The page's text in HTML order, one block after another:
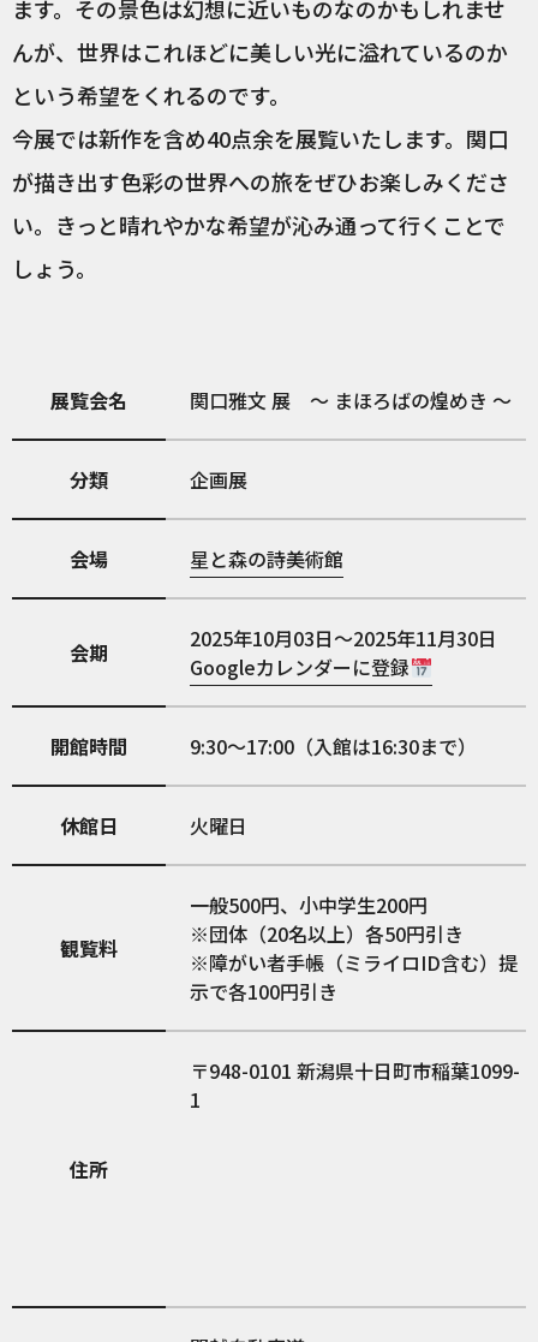
ます。その景色は幻想に近いものなのかもしれませ
んが、世界はこれほどに美しい光に溢れているのか
という希望をくれるのです。
今展では新作を含め40点余を展覧いたします。関口
が描き出す色彩の世界への旅をぜひお楽しみくださ
い。きっと晴れやかな希望が沁み通って行くことで
しょう。
展覧会名 関口雅文 展 ～ まほろばの煌めき ～
分類 企画展
会場 星と森の詩美術館
会期
2025年10月03日～2025年11月30日
Googleカレンダーに登録
開館時間 9:30～17:00（入館は16:30まで）
休館日 火曜日
観覧料
一般500円、小中学生200円
※団体（20名以上）各50円引き
※障がい者手帳（ミライロID含む）提
示で各100円引き
住所
948-0101 新潟県十日町市稲葉1099-
1